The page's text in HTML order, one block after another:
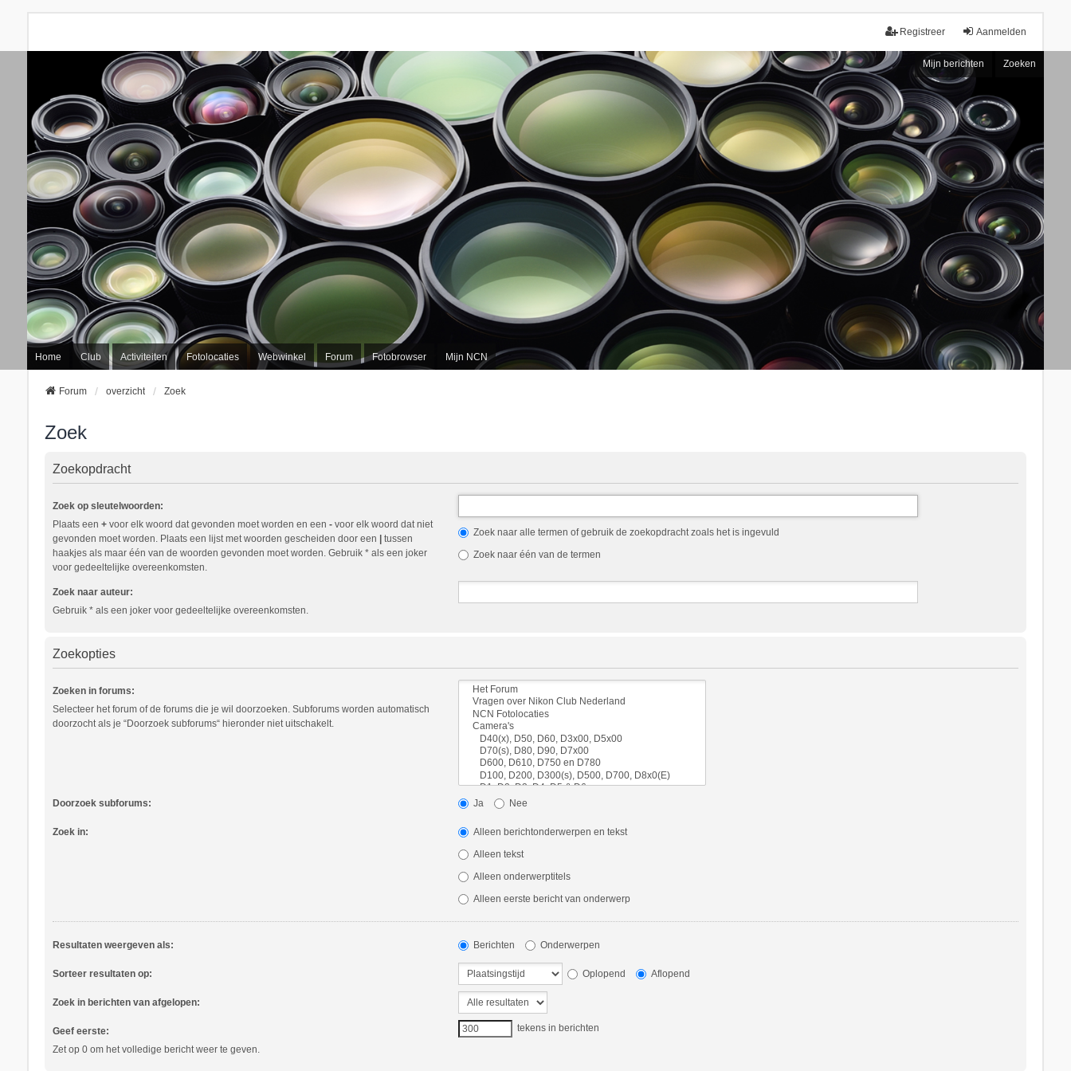
Aanmelden
Registreer
Mijn berichten Zoeken
Home Club Activiteiten Fotolocaties Webwinkel Forum Fotobrowser Mijn NCN
Forum overzicht Zoek
Zoek
Zoekopdracht
Zoek op sleutelwoorden:
Plaats een +voor elk woord dat gevonden moet worden en een -voor elk woord dat niet
gevonden moet worden. Plaats een lijst met woorden gescheiden door een
tussen
haakjes als maar één van de woorden gevonden moet worden. Gebruik * als een joker
voor gedeeltelijke overeenkomsten.
Zoek naar alle termen of gebruik de zoekopdracht zoals het is ingevuld
Zoek naar één van de termen
Zoek naar auteur:
Gebruik * als een joker voor gedeeltelijke overeenkomsten.
Zoekopties
Zoeken in forums:
Selecteer het forum of de forums die je wil doorzoeken. Subforums worden automatisch
doorzocht als je “Doorzoek subforums“ hieronder niet uitschakelt.
Doorzoek subforums: Ja Nee
Zoek in:
Alleen berichtonderwerpen en tekst
Alleen tekst
Alleen onderwerptitels
Alleen eerste bericht van onderwerp
Resultaten weergeven als: Berichten Onderwerpen
Sorteer resultaten op: Oplopend Aflopend
Zoek in berichten van afgelopen:
Geef eerste:
Zet op 0 om het volledige bericht weer te geven.
tekens in berichten